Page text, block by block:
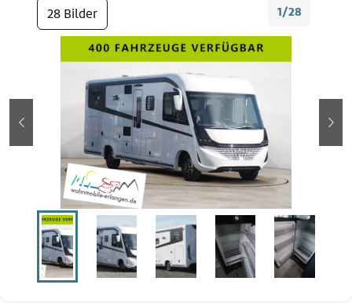
28 Bilder 1/28
zurück